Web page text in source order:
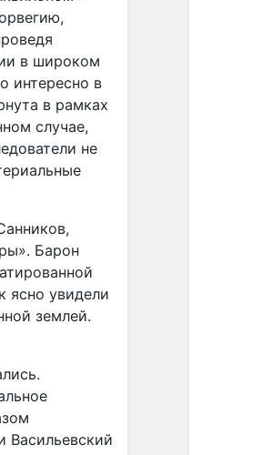
в широком
интересно в
в рамках
случае,
не
Барон
ясно увидели
землей.
Васильевский